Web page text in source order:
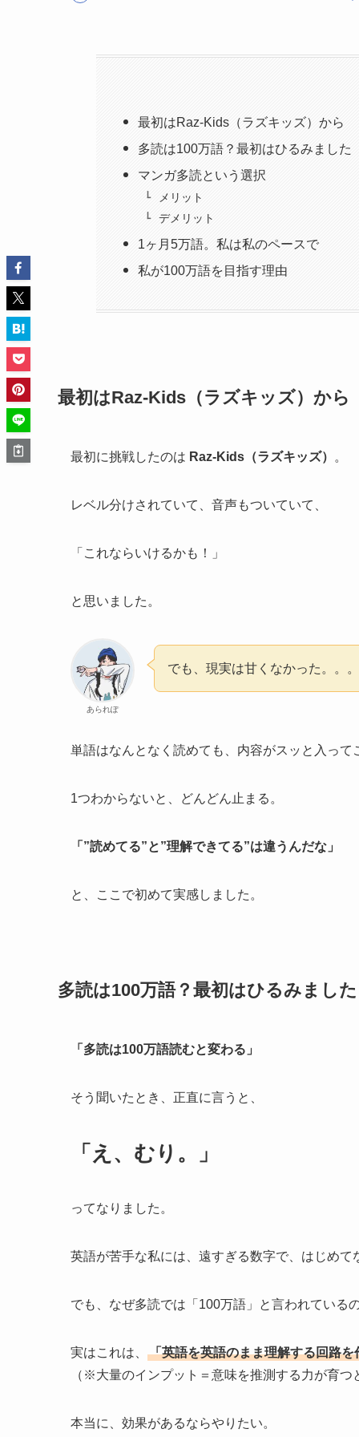
最初はRaz-Kids（ラズキッズ）から
多読は100万語？最初はひるみました
マンガ多読という選択
メリット
デメリット
1ヶ月5万語。私は私のペースで
私が100万語を目指す理由
最初はRaz-Kids（ラズキッズ）から
最初に挑戦したのは Raz-Kids（ラズキッズ） 。
レベル分けされていて、音声もついていて、
「これならいけるかも！」
と思いました。
あられぽ
でも、現実は甘くなかった。。。
単語はなんとなく読めても、内容がスッと入って
1つわからないと、どんどん止まる。
「”読めてる”と”理解できてる”は違うんだな」
と、ここで初めて実感しました。
多読は100万語？最初はひるみました
「多読は100万語読むと変わる」
そう聞いたとき、正直に言うと、
「え、むり。」
ってなりました。
英語が苦手な私には、遠すぎる数字で、はじめ
でも、なぜ多読では「100万語」と言われている
実はこれは、
「英語を英語のまま理解する回路を
（※大量のインプット＝意味を推測する力が育つ
本当に、効果があるならやりたい。